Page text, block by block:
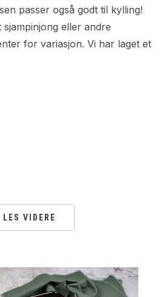
passer også godt til kylling!
eller andre
for variasjon. Vi har laget et
LES VIDERE